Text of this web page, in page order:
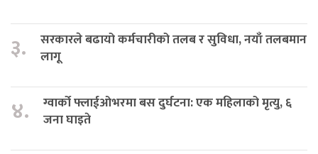
३.
सरकारले बढायो कर्मचारीको तलब र सुविधा, नयाँ तलबमान
लागू
४.
ग्वार्को फ्लाईओभरमा बस दुर्घटना: एक महिलाको मृत्यु, ६
जना घाइते